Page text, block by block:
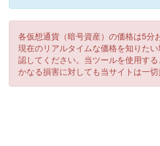
各仮想通貨（暗号資産）の価格は5分
現在のリアルタイムな価格を知りた
認してください。当ツールを使用す
かなる損害に対しても当サイトは一切